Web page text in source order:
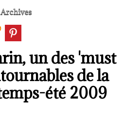
Archives
un des 'must
de la
été 2009